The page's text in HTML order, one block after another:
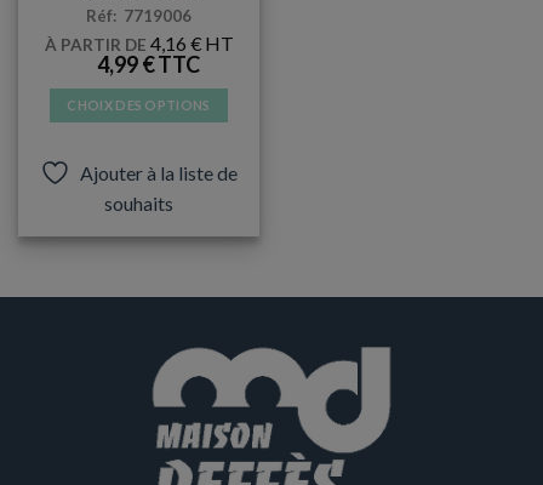
Réf: 7719006
À PARTIR DE 4,16 €
4,99€
CHOIX DES OPTIONS
a
plusieurs
variations.
choisies
sur
page
Ajouter à la liste de
souhaits